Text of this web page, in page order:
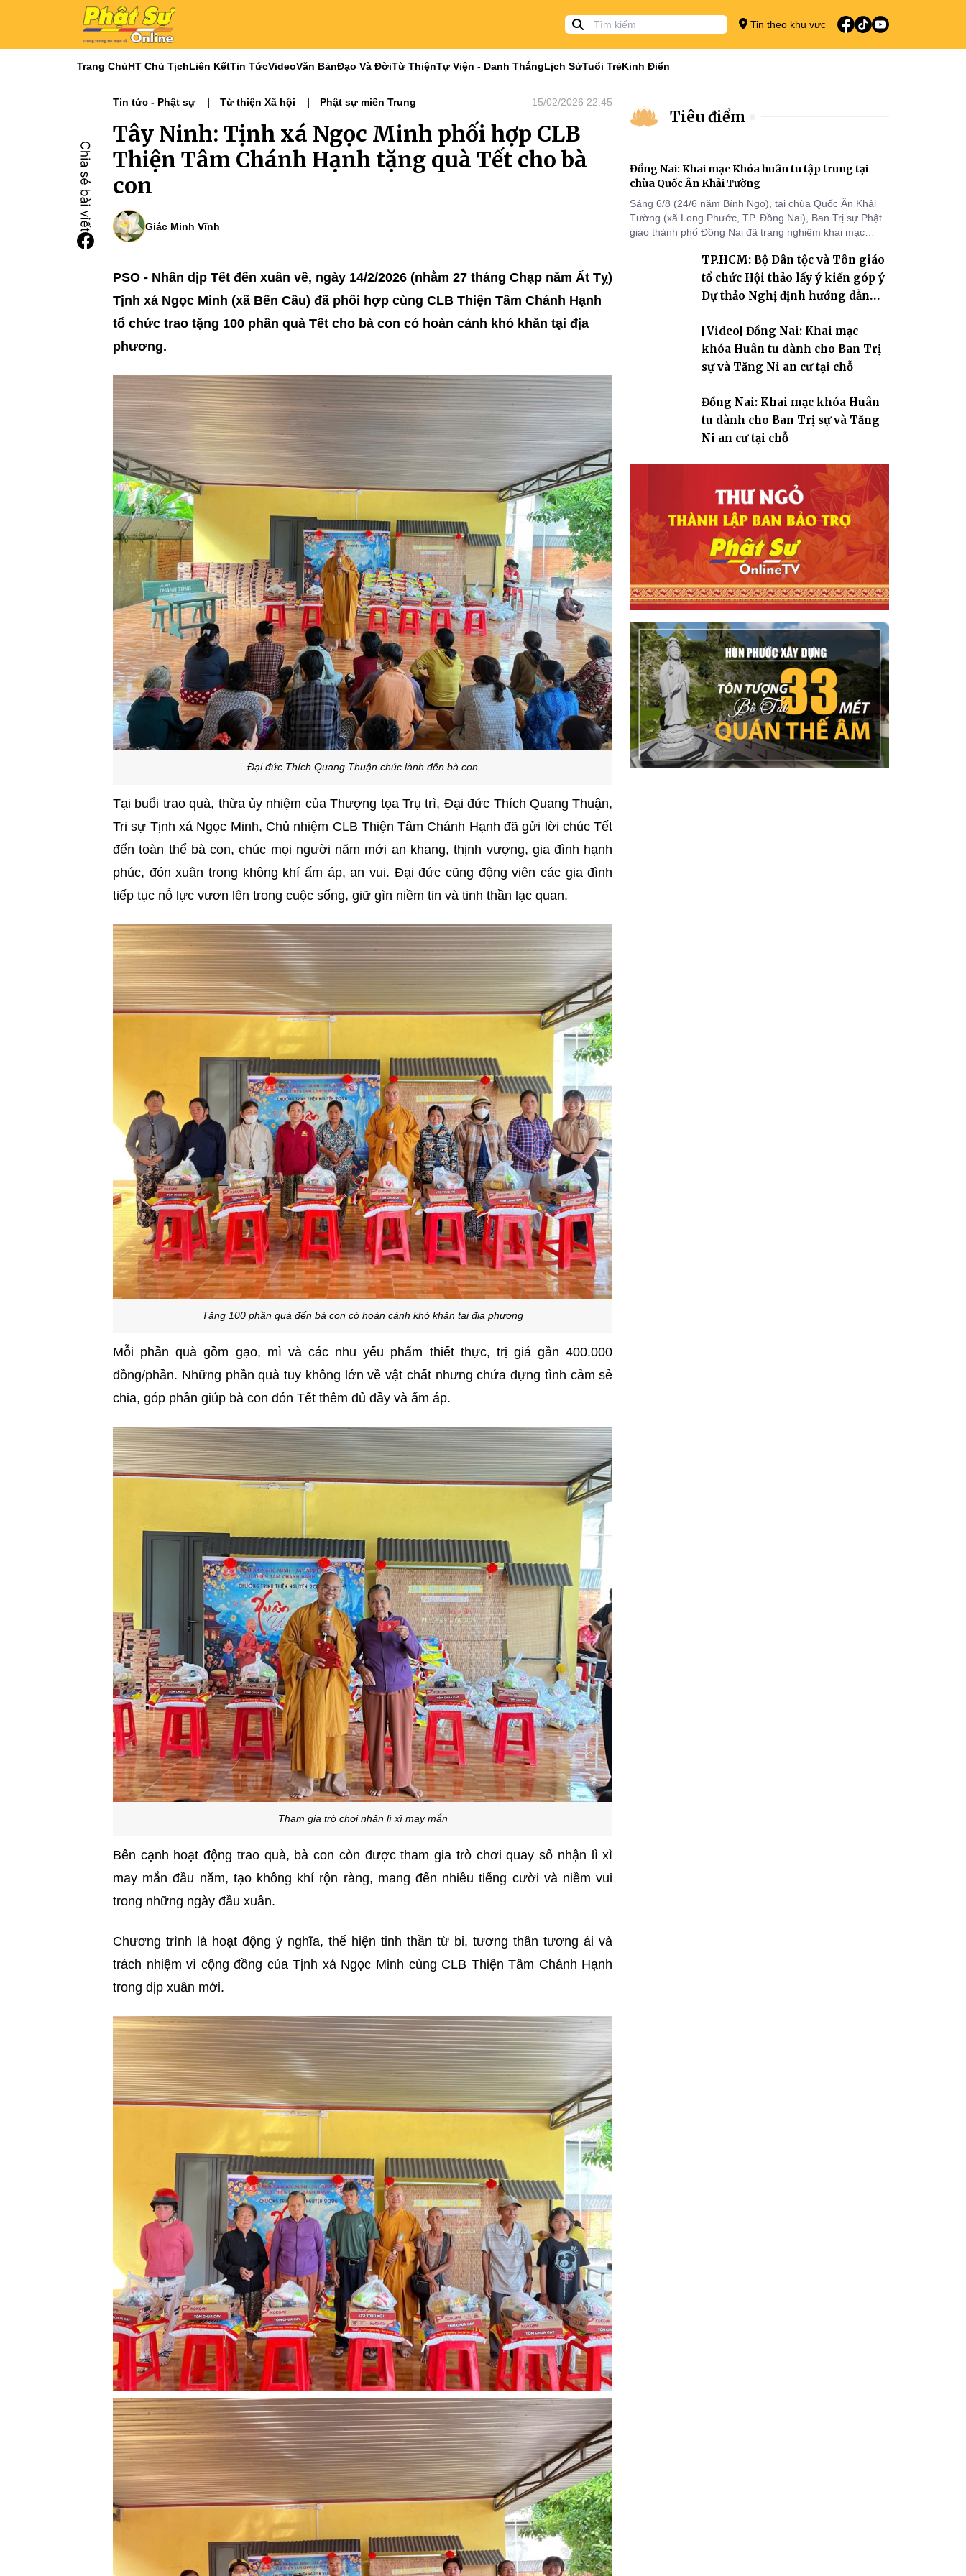
Tin theo khu vực
Trang ChủHT Chủ TịchLiên KếtTin TứcVideoVăn BảnĐạo Và ĐờiTừ ThiệnTự Viện - Danh ThắngLịch SửTuổi TrẻKinh Điển
Tin tức - Phật sự Từ thiện Xã hội Phật sự miền Trung 15/02/2026 22:45
Tây Ninh: Tịnh xá Ngọc Minh phối hợp CLB
Thiện Tâm Chánh Hạnh tặng quà Tết cho bà
con
Giác Minh Vĩnh
PSO - Nhân dịp Tết đến xuân về, ngày 14/2/2026 (nhằm 27 tháng Chạp năm Ất Tỵ)
Tịnh xá Ngọc Minh (xã Bến Cầu) đã phối hợp cùng CLB Thiện Tâm Chánh Hạnh
tổ chức trao tặng 100 phần quà Tết cho bà con có hoàn cảnh khó khăn tại địa
phương.
Đại đức Thích Quang Thuận chúc lành đến bà con
Tại buổi trao quà, thừa ủy nhiệm của Thượng tọa Trụ trì, Đại đức Thích Quang Thuận,
Tri sự Tịnh xá Ngọc Minh, Chủ nhiệm CLB Thiện Tâm Chánh Hạnh đã gửi lời chúc Tết
đến toàn thể bà con, chúc mọi người năm mới an khang, thịnh vượng, gia đình hạnh
phúc, đón xuân trong không khí ấm áp, an vui. Đại đức cũng động viên các gia đình
tiếp tục nỗ lực vươn lên trong cuộc sống, giữ gìn niềm tin và tinh thần lạc quan.
Tặng 100 phần quà đến bà con có hoàn cảnh khó khăn tại địa phương
Mỗi phần quà gồm gạo, mì và các nhu yếu phẩm thiết thực, trị giá gần 400.000
đồng/phần. Những phần quà tuy không lớn về vật chất nhưng chứa đựng tình cảm sẻ
chia, góp phần giúp bà con đón Tết thêm đủ đầy và ấm áp.
Tham gia trò chơi nhận lì xì may mắn
Bên cạnh hoạt động trao quà, bà con còn được tham gia trò chơi quay số nhận lì xì
may mắn đầu năm, tạo không khí rộn ràng, mang đến nhiều tiếng cười và niềm vui
trong những ngày đầu xuân.
Chương trình là hoạt động ý nghĩa, thể hiện tinh thần từ bi, tương thân tương ái và
trách nhiệm vì cộng đồng của Tịnh xá Ngọc Minh cùng CLB Thiện Tâm Chánh Hạnh
trong dịp xuân mới.
Tiêu điểm
Đồng Nai: Khai mạc Khóa huân tu tập trung tại
chùa Quốc Ân Khải Tường
Sáng 6/8 (24/6 năm Bính Ngọ), tại chùa Quốc Ân Khải
Tường (xã Long Phước, TP. Đồng Nai), Ban Trị sự Phật
giáo thành phố Đồng Nai đã trang nghiêm khai mạc
2570 dành cho chư Tăng hành giả an cư tại chỗ khu vực
VII, VIII và trường hạ chùa Quốc Ân Khải Tường.
TP.HCM: Bộ Dân tộc và Tôn giáo
tổ chức Hội thảo lấy ý kiến góp ý
Dự thảo Nghị định hướng dẫn
giáo
[Video] Đồng Nai: Khai mạc
khóa Huân tu dành cho Ban Trị
sự và Tăng Ni an cư tại chỗ
Đồng Nai: Khai mạc khóa Huân
tu dành cho Ban Trị sự và Tăng
Ni an cư tại chỗ